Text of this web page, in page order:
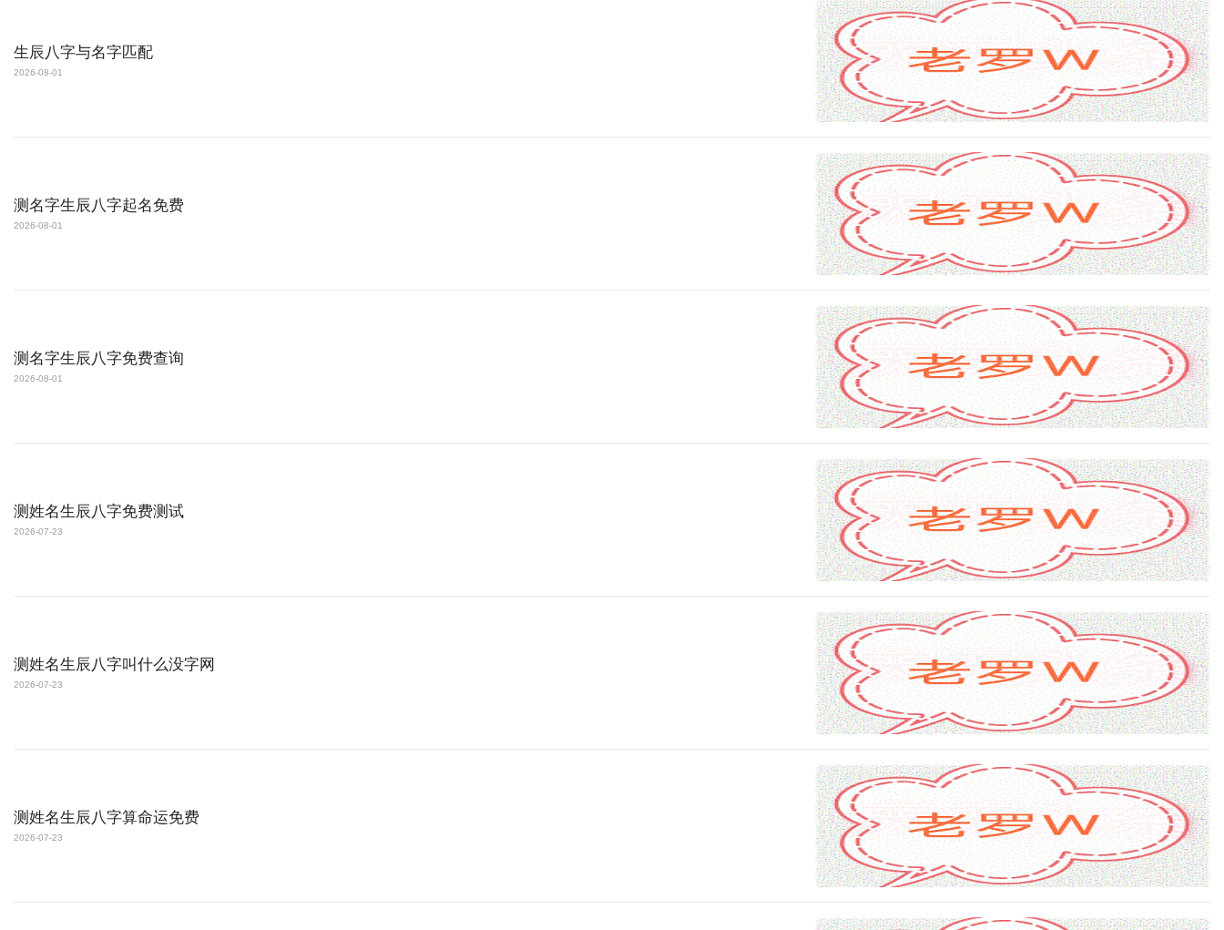
生辰八字与名字匹配
2026-08-01
测名字生辰八字起名免费
2026-08-01
测名字生辰八字免费查询
2026-08-01
测姓名生辰八字免费测试
2026-07-23
测姓名生辰八字叫什么没字网
2026-07-23
测姓名生辰八字算命运免费
2026-07-23